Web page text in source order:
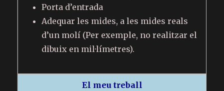
Porta d’entrada
Adequar les mides, a les mides reals
d’un molí (Per exemple, no realitzar el
dibuix en mil·límetres).
El meu treball